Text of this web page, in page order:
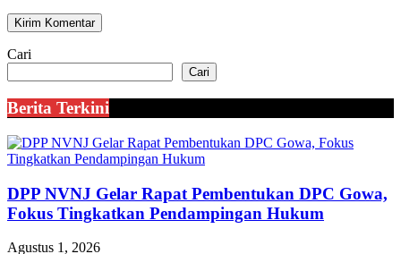
Cari
Cari
Berita Terkini
DPP NVNJ Gelar Rapat Pembentukan DPC Gowa,
Fokus Tingkatkan Pendampingan Hukum
Agustus 1, 2026